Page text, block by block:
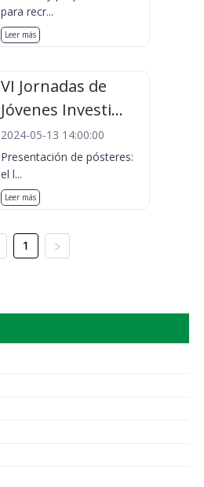
para recr...
Leer más
VI Jornadas de
Jóvenes Investi...
2024-05-13 14:00:00
Presentación de pósteres:
el l...
Leer más
1